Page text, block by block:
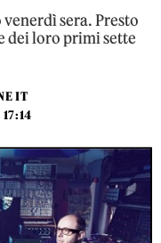
sera. Presto
dei loro primi sette
IT